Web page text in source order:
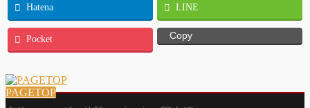
Hatena LINE
Pocket Copy
PAGETOP